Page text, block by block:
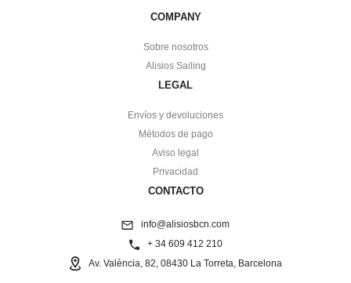
COMPANY
Sobre nosotros
Alisios Sailing
LEGAL
Envíos y devoluciones
Métodos de pago
Aviso legal
Privacidad
CONTACTO
info@alisiosbcn.com
+ 34 609 412 210
Av. València, 82, 08430 La Torreta, Barcelona